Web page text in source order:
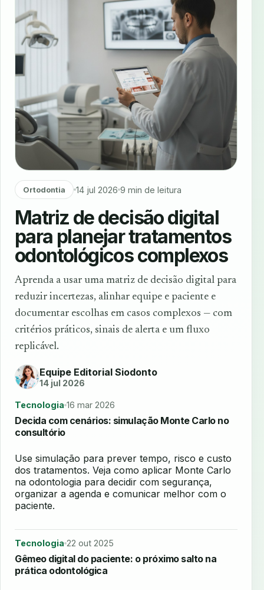
Ortodontia 14 jul 2026 9 min de leitura
Matriz de decisão digital
para planejar tratamentos
odontológicos complexos
Aprenda a usar uma matriz de decisão digital para
reduzir incertezas, alinhar equipe e paciente e
documentar escolhas em casos complexos — com
critérios práticos, sinais de alerta e um fluxo
replicável.
Equipe Editorial Siodonto
14 jul 2026
Tecnologia 16 mar 2026
Decida com cenários: simulação Monte Carlo no
consultório
Use simulação para prever tempo, risco e custo
dos tratamentos. Veja como aplicar Monte Carlo
na odontologia para decidir com segurança,
organizar a agenda e comunicar melhor com o
paciente.
Tecnologia 22 out 2025
Gêmeo digital do paciente: o próximo salto na
prática odontológica